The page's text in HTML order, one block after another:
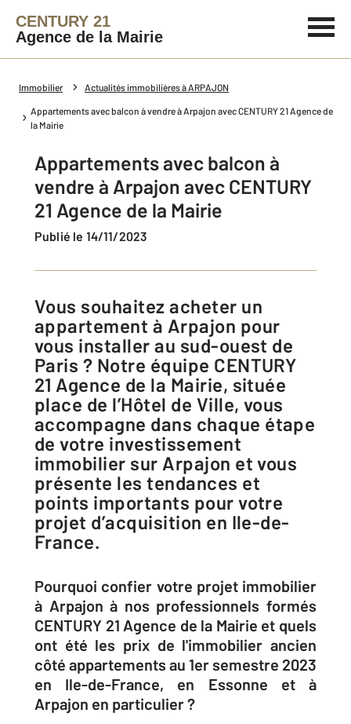
CENTURY 21
Agence de la Mairie
Immobilier Actualités immobilières à ARPAJON
Appartements avec balcon à vendre à Arpajon avec CENTURY 21 Agence de
la Mairie
Appartements avec balcon à
vendre à Arpajon avec CENTURY
21 Agence de la Mairie
Publié le 14/11/2023
Vous souhaitez acheter un
appartement à Arpajon pour
vous installer au sud-ouest de
Paris ? Notre équipe CENTURY
21 Agence de la Mairie, située
place de l’Hôtel de Ville, vous
accompagne dans chaque étape
de votre investissement
immobilier sur Arpajon et vous
présente les tendances et
points importants pour votre
projet d’acquisition en Ile-de-
France.
Pourquoi confier votre projet immobilier
à Arpajon à nos professionnels formés
CENTURY 21 Agence de la Mairie et quels
ont été les prix de l'immobilier ancien
côté appartements au 1er semestre 2023
en Ile-de-France, en Essonne et à
Arpajon en particulier ?